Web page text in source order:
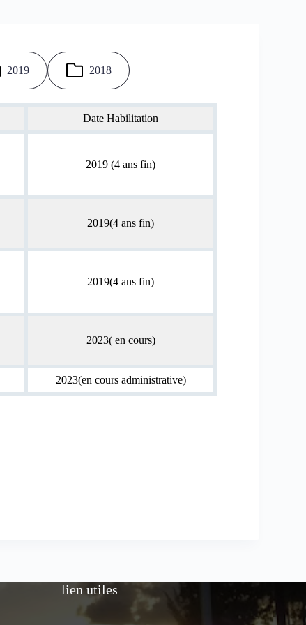
2019 2018
Date Habilitation
2019 (4 ans fin)
2019(4 ans fin)
2019(4 ans fin)
2023( en cours)
2023(en cours administrative)
lien utiles